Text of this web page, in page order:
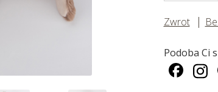
cm
Zwrot
Podoba Ci